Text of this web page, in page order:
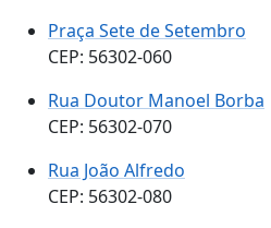
Praça Sete de Setembro
CEP: 56302-060
Rua Doutor Manoel Borba
CEP: 56302-070
Rua João Alfredo
CEP: 56302-080